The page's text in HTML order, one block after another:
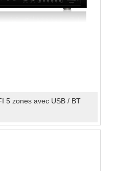
5 zones avec USB / BT